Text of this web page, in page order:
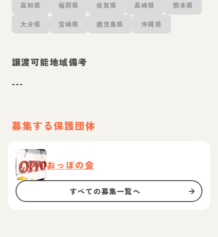
高知県 福岡県 佐賀県 長崎県 熊本県
大分県 宮崎県 鹿児島県 沖縄県
譲渡可能地域備考
---
募集する保護団体
おっぽの会
すべての募集一覧へ